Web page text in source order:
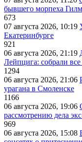
бывшего морпеха
673
07 августа 2026, 10:19
Екатеринбурге
921
06 августа 2026, 21:19
Лейпцига: собрали
1294
06 августа 2026, 21:06
урагана в Смоленске
1166
06 августа 2026, 19:06
рассмотрению дела
969
06 августа 2026, 15:08